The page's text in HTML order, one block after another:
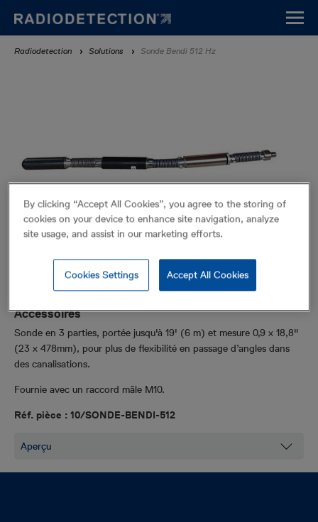
contenu
principal
Fil
Radiodetection Solutions Sonde Bendi 512 Hz
Sonde Bendi 512 Hz
Accessoires
Sonde en 3 parties, portée jusqu'à 19' (6 m) et mesure 0,9 x 18,8"
(23 x 478mm), pour plus de flexibilité en passage d’angles dans
des canalisations.
Fournie avec un raccord mâle M10.
Réf. pièce : 10/SONDE-BENDI-512
By clicking “Accept All Cookies”, you agree to the storing of
cookies on your device to enhance site navigation, analyze
site usage, and assist in our marketing efforts.
Accept All Cookies
Cookies Settings